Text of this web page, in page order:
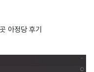
아정당 후기